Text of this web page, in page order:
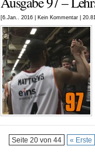
[6.Jan.. 2016 | Kein Kommentar |
Seite 20 von 44 « Erste